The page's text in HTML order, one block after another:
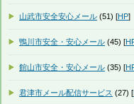
山武市安全安心メール (51) [HP]
鴨川市安全・安心メール (45) [
館山市安全・安心メール (35) [
君津市メール配信サービス (27) [